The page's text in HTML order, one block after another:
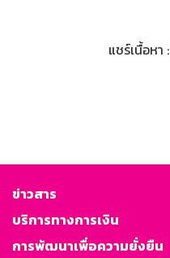
แชร์เนื้อหา :
ข่าวสาร
บริการทางการเงิน
การพัฒนาเพื่อความยั่งยืน